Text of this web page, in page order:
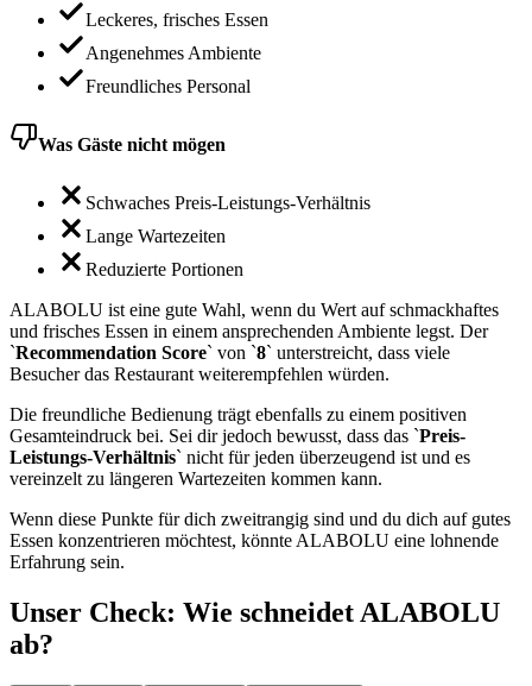
Leckeres, frisches Essen
Angenehmes Ambiente
Freundliches Personal
Was Gäste nicht mögen
Schwaches Preis-Leistungs-Verhältnis
Lange Wartezeiten
Reduzierte Portionen
ALABOLU ist eine gute Wahl, wenn du Wert auf schmackhaftes
und frisches Essen in einem ansprechenden Ambiente legst. Der
`Recommendation Score` von `8` unterstreicht, dass viele
Besucher das Restaurant weiterempfehlen würden.
Die freundliche Bedienung trägt ebenfalls zu einem positiven
Gesamteindruck bei. Sei dir jedoch bewusst, dass das `Preis-
Leistungs-Verhältnis` nicht für jeden überzeugend ist und es
vereinzelt zu längeren Wartezeiten kommen kann.
Wenn diese Punkte für dich zweitrangig sind und du dich auf gutes
Essen konzentrieren möchtest, könnte ALABOLU eine lohnende
Erfahrung sein.
Unser Check: Wie schneidet ALABOLU
ab?